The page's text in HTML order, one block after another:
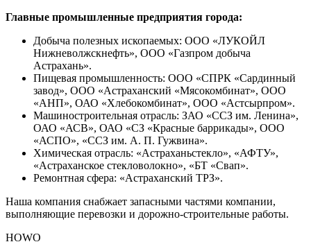
Главные промышленные предприятия города:
Добыча полезных ископаемых: ООО «ЛУКОЙЛ
Нижневолжскнефть», ООО «Газпром добыча
Астрахань».
Пищевая промышленность: ООО «СПРК «Сардинный
завод», ООО «Астраханский «Мясокомбинат», ООО
«АНП», ОАО «Хлебокомбинат», ООО «Астсырпром».
Машиностроительная отрасль: ЗАО «ССЗ им. Ленина»,
ОАО «АСВ», ОАО «СЗ «Красные баррикады», ООО
«АСПО», «ССЗ им. А. П. Гужвина».
Химическая отрасль: «Астраханьстекло», «АФТУ»,
«Астраханское стекловолокно», «БТ «Свап».
Ремонтная сфера: «Астраханский ТРЗ».
Наша компания снабжает запасными частями компании,
выполняющие перевозки и дорожно-строительные работы.
HOWO